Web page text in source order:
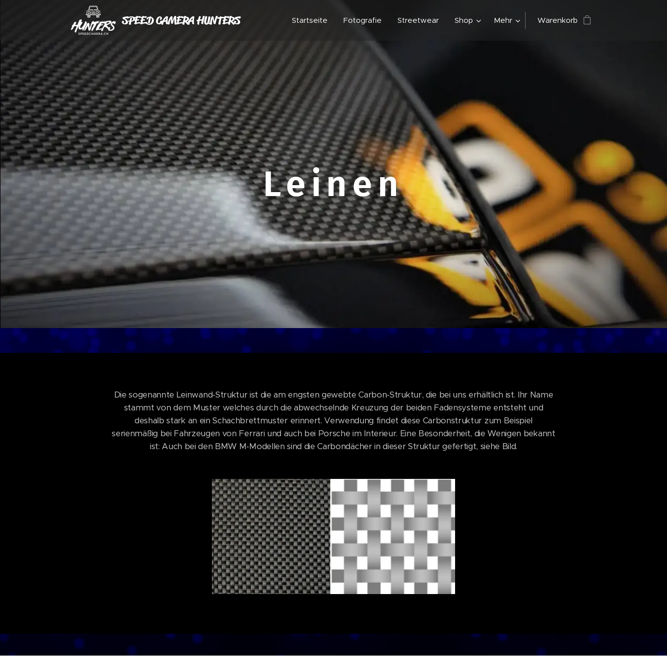
SPEED CAMERA HUNTERS Startseite Fotografie Streetwear Shop Mehr Warenkorb
Leinen
Die sogenannte Leinwand-Struktur ist die am engsten gewebte Carbon-Struktur, die bei uns erhältlich ist. Ihr Name
stammt von dem Muster welches durch die abwechselnde Kreuzung der beiden Fadensysteme entsteht und
deshalb stark an ein Schachbrettmuster erinnert. Verwendung findet diese Carbonstruktur zum Beispiel
serienmäßig bei Fahrzeugen von Ferrari und auch bei Porsche im Interieur. Eine Besonderheit, die Wenigen bekannt
ist: Auch bei den BMW M-Modellen sind die Carbondächer in dieser Struktur gefertigt, siehe Bild.